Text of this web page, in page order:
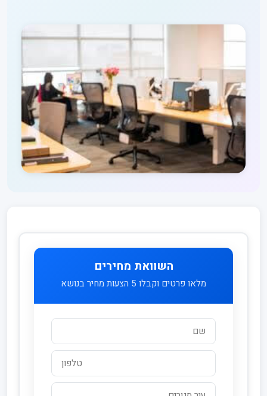
השוואת מחירים
מלאו פרטים וקבלו 5 הצעות מחיר בנושא